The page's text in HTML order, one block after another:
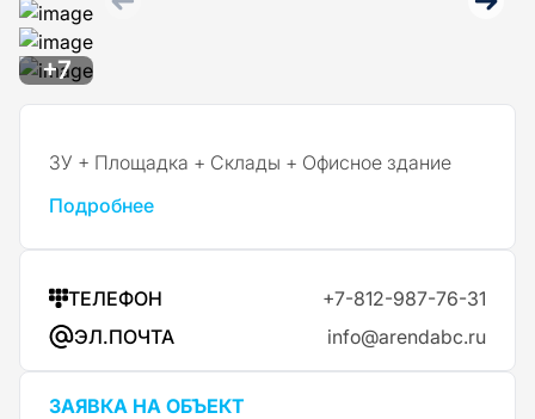
+7
ЗУ + Площадка + Склады + Офисное здание
Подробнее
ТЕЛЕФОН
+7-812-987-76-31
ЭЛ.ПОЧТА
info@arendabc.ru
ЗАЯВКА НА ОБЪЕКТ